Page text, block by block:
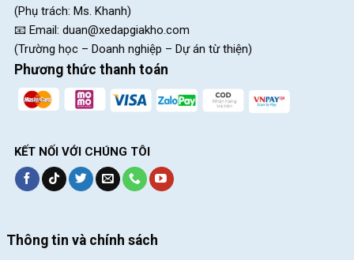
Bên ngoài yên xe cũng được bọc da cao cấp để giảm tối thiểu
(Phụ trách: Ms. Khanh)
📧 Email: duan@xedapgiakho.com
(Trường học – Doanh nghiệp – Dự án từ thiện)
Phương thức thanh toán
KẾT NỐI VỚI CHÚNG TÔI
Thông tin và chính sách